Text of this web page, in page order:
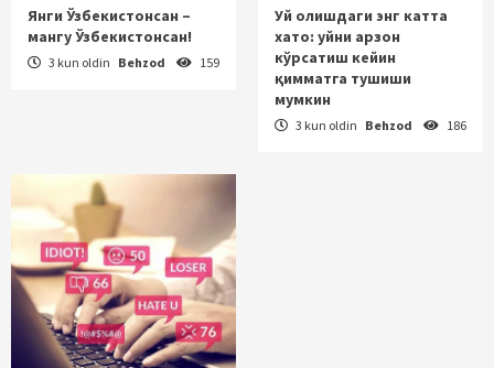
Янги Ўзбекистонсан –
мангу Ўзбекистонсан!
3 kun oldin Behzod 159
Уй олишдаги энг катта
хато: уйни арзон
кўрсатиш кейин
қимматга тушиши
мумкин
3 kun oldin Behzod 186